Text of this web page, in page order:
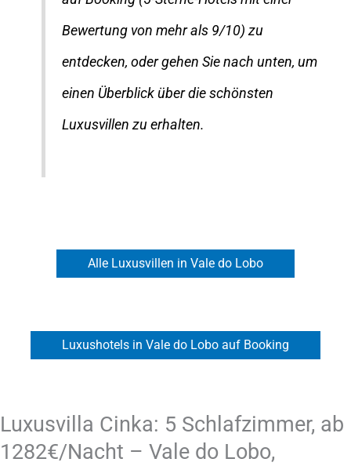
Bewertung von mehr als 9/10) zu
entdecken, oder gehen Sie nach unten, um
einen Überblick über die schönsten
Luxusvillen zu erhalten.
Alle Luxusvillen in Vale do Lobo
Luxushotels in Vale do Lobo auf Booking
Luxusvilla Cinka: 5 Schlafzimmer, ab
1282€/Nacht – Vale do Lobo,